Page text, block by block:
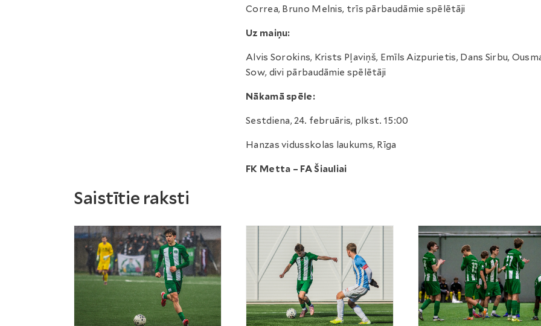
Correa, Bruno Melnis, trīs pārbaudāmie spēlētāji
Uz maiņu:
Alvis Sorokins, Krists Pļaviņš, Emīls Aizpurietis, Dans Sirbu,
Sow, divi pārbaudāmie spēlētāji
Nākamā spēle:
Sestdiena, 24. februāris, plkst. 15:00
Hanzas vidusskolas laukums, Rīga
FK Metta – FA Šiauliai
Saistītie raksti